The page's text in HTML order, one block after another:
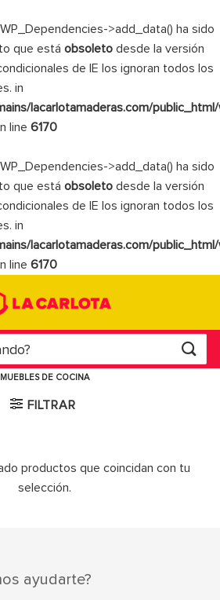
WP_Dependencies->add_data() ha sido
que está obsoleto desde la versión
de IE los ignoran todos los
in
lacarlotamaderas.com/
line 6170
WP_Dependencies->add_data() ha sido
que está obsoleto desde la versión
de IE los ignoran todos los
in
lacarlotamaderas.com/
line 6170
MUEBLES DE COCINA
FILTRAR
productos que coincidan con tu
selección.
ayudarte?